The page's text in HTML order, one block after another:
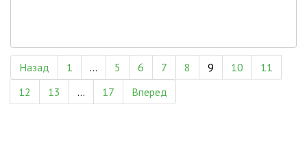
Назад 1 ... 5 6 7 8 9 10
11
12
13 ... 17 Вперед